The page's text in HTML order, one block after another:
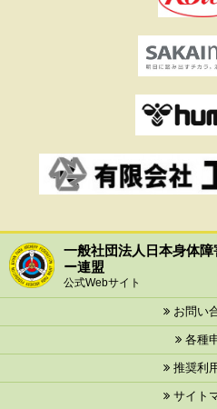
一般社団法人日本身体障
ー連盟
公式Webサイト
お問い
各種
推奨利
サイト